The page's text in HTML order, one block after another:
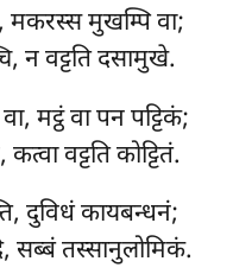
मकरस्स मुखम्पि वा;
न वट्टति दसामुखे.
मट्ठं वा पन पट्टिकं;
वट्टति कोट्टितं.
दुविधं कायबन्धनं;
सब्बं तस्सानुलोमिकं.